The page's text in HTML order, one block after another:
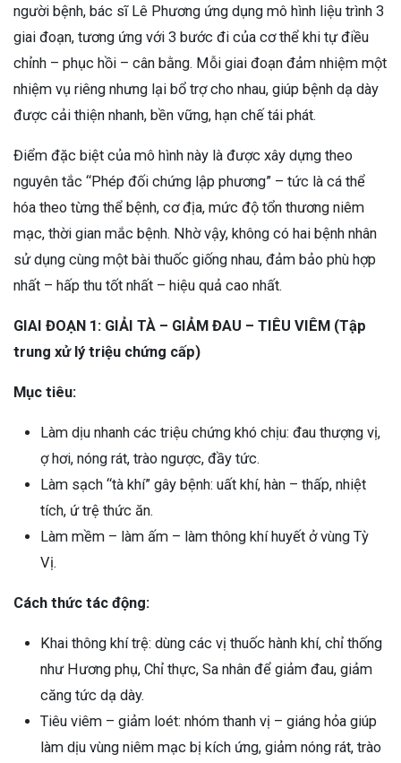
người bệnh, bác sĩ Lê Phương ứng dụng mô hình liệu trình 3
giai đoạn, tương ứng với 3 bước đi của cơ thể khi tự điều
chỉnh – phục hồi – cân bằng. Mỗi giai đoạn đảm nhiệm một
nhiệm vụ riêng nhưng lại bổ trợ cho nhau, giúp bệnh dạ dày
được cải thiện nhanh, bền vững, hạn chế tái phát.
Điểm đặc biệt của mô hình này là được xây dựng theo
nguyên tắc “Phép đối chứng lập phương” – tức là cá thể
hóa theo từng thể bệnh, cơ địa, mức độ tổn thương niêm
mạc, thời gian mắc bệnh. Nhờ vậy, không có hai bệnh nhân
sử dụng cùng một bài thuốc giống nhau, đảm bảo phù hợp
nhất – hấp thu tốt nhất – hiệu quả cao nhất.
GIAI ĐOẠN 1: GIẢI TÀ – GIẢM ĐAU – TIÊU VIÊM (Tập
trung xử lý triệu chứng cấp)
Mục tiêu:
Làm dịu nhanh các triệu chứng khó chịu: đau thượng vị,
ợ hơi, nóng rát, trào ngược, đầy tức.
Làm sạch “tà khí” gây bệnh: uất khí, hàn – thấp, nhiệt
tích, ứ trệ thức ăn.
Làm mềm – làm ấm – làm thông khí huyết ở vùng Tỳ
Vị.
Cách thức tác động:
Khai thông khí trệ: dùng các vị thuốc hành khí, chỉ thống
như Hương phụ, Chỉ thực, Sa nhân để giảm đau, giảm
căng tức dạ dày.
Tiêu viêm – giảm loét: nhóm thanh vị – giáng hỏa giúp
làm dịu vùng niêm mạc bị kích ứng, giảm nóng rát, trào